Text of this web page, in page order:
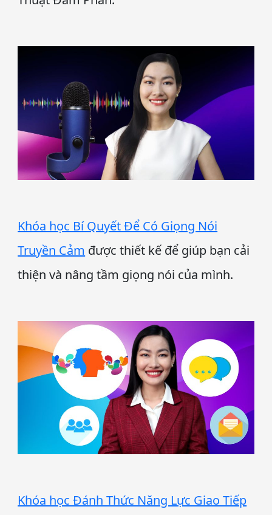
Khóa học Bí Quyết Để Có Giọng Nói
Truyền Cảm được thiết kế để giúp bạn cải
thiện và nâng tầm giọng nói của mình.
Khóa học Đánh Thức Năng Lực Giao Tiếp